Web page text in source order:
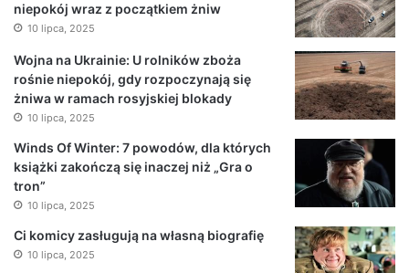
niepokój wraz z początkiem żniw
10 lipca, 2025
Wojna na Ukrainie: U rolników zboża
rośnie niepokój, gdy rozpoczynają się
żniwa w ramach rosyjskiej blokady
10 lipca, 2025
Winds Of Winter: 7 powodów, dla których
książki zakończą się inaczej niż „Gra o
tron”
10 lipca, 2025
Ci komicy zasługują na własną biografię
10 lipca, 2025